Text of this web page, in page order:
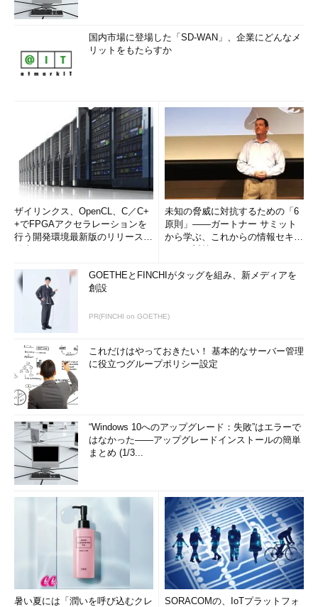
国内市場に登場した「SD-WAN」、企業にどんなメ
リットをもたらすか
ザイリンクス、OpenCL、C／C+
+でFPGAアクセラレーションを
行う開発環境最新版のリリースを
未知の脅威に対抗するための「6
原則」――ガートナー サミット
から学ぶ、これからの情報セキュ
GOETHEとFINCHIがタッグを組み、新メディアを
創設
PR(FINCHI on GOETHE)
これだけはやっておきたい！ 基本的なサーバー管理
に役立つグループポリシー設定
“Windows 10へのアップグレード：失敗”はエラーで
はなかった――アップグレードインストールの簡単
まとめ (1/3...
暑い夏には「潤いを呼び込むクレ
SORACOMの、IoTプラットフォ